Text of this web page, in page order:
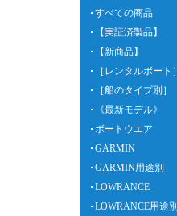
すべての商品
【実証済製品】
【新商品】
［レンタルボート］
［船のタイプ別］
《最新モデル》
ボートウエア
GARMIN
GARMIN用途別
LOWRANCE
LOWRANCE用途別